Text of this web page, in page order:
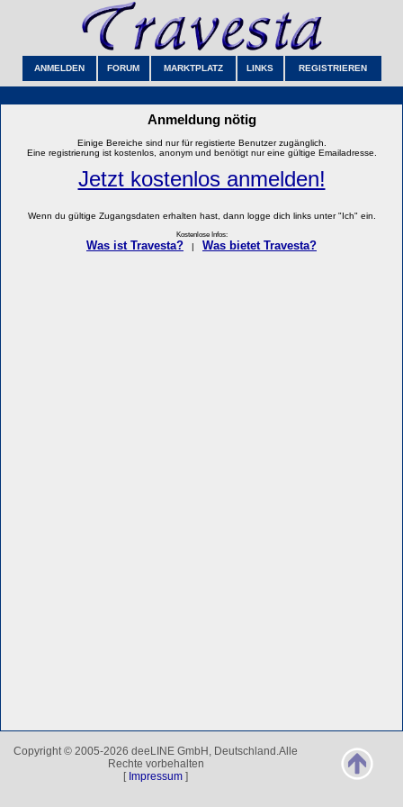
ANMELDEN FORUM MARKTPLATZ LINKS REGISTRIEREN
Anmeldung nötig
Einige Bereiche sind nur für registierte Benutzer zugänglich.
Eine registrierung ist kostenlos, anonym und benötigt nur eine gültige Emailadresse.
Jetzt kostenlos anmelden!
Wenn du gültige Zugangsdaten erhalten hast, dann logge dich links unter "Ich" ein.
Kostenlose Infos:
Was ist Travesta? Was bietet Travesta?
Copyright © 2005-2026 deeLINE GmbH, Deutschland.Alle
Rechte vorbehalten
[ Impressum ]